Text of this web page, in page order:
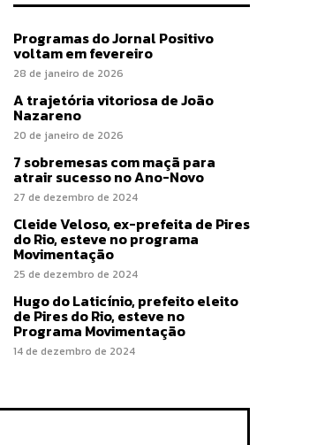
Programas do Jornal Positivo
voltam em fevereiro
28 de janeiro de 2026
A trajetória vitoriosa de João
Nazareno
20 de janeiro de 2026
7 sobremesas com maçã para
atrair sucesso no Ano-Novo
27 de dezembro de 2024
Cleide Veloso, ex-prefeita de Pires
do Rio, esteve no programa
Movimentação
25 de dezembro de 2024
Hugo do Laticínio, prefeito eleito
de Pires do Rio, esteve no
Programa Movimentação
14 de dezembro de 2024